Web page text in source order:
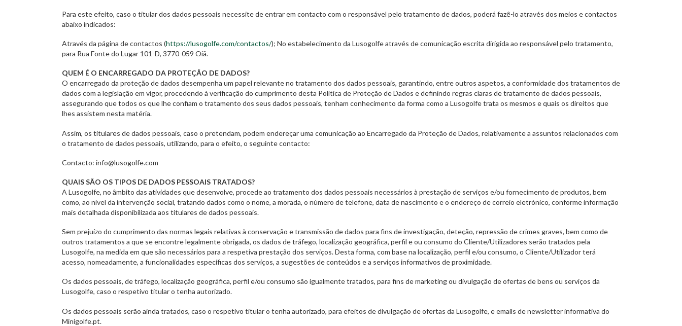
Para este efeito, caso o titular dos dados pessoais necessite de entrar em contacto com o responsável pelo tratamento de dados, poderá fazê-lo através dos meios e contactos
abaixo indicados:
Através da página de contactos (https://lusogolfe.com/contactos/); No estabelecimento da Lusogolfe através de comunicação escrita dirigida ao responsável pelo tratamento,
para Rua Fonte do Lugar 101-D, 3770-059 Oiã.
QUEM É O ENCARREGADO DA PROTEÇÃO DE DADOS?
O encarregado da proteção de dados desempenha um papel relevante no tratamento dos dados pessoais, garantindo, entre outros aspetos, a conformidade dos tratamentos de
dados com a legislação em vigor, procedendo à verificação do cumprimento desta Política de Proteção de Dados e definindo regras claras de tratamento de dados pessoais,
assegurando que todos os que lhe confiam o tratamento dos seus dados pessoais, tenham conhecimento da forma como a Lusogolfe trata os mesmos e quais os direitos que
lhes assistem nesta matéria.
Assim, os titulares de dados pessoais, caso o pretendam, podem endereçar uma comunicação ao Encarregado da Proteção de Dados, relativamente a assuntos relacionados com
o tratamento de dados pessoais, utilizando, para o efeito, o seguinte contacto:
Contacto: info@lusogolfe.com
QUAIS SÃO OS TIPOS DE DADOS PESSOAIS TRATADOS?
A Lusogolfe, no âmbito das atividades que desenvolve, procede ao tratamento dos dados pessoais necessários à prestação de serviços e/ou fornecimento de produtos, bem
como, ao nível da intervenção social, tratando dados como o nome, a morada, o número de telefone, data de nascimento e o endereço de correio eletrónico, conforme informação
mais detalhada disponibilizada aos titulares de dados pessoais.
Sem prejuízo do cumprimento das normas legais relativas à conservação e transmissão de dados para fins de investigação, deteção, repressão de crimes graves, bem como de
outros tratamentos a que se encontre legalmente obrigada, os dados de tráfego, localização geográfica, perfil e ou consumo do Cliente/Utilizadores serão tratados pela
Lusogolfe, na medida em que são necessários para a respetiva prestação dos serviços. Desta forma, com base na localização, perfil e/ou consumo, o Cliente/Utilizador terá
acesso, nomeadamente, a funcionalidades específicas dos serviços, a sugestões de conteúdos e a serviços informativos de proximidade.
Os dados pessoais, de tráfego, localização geográfica, perfil e/ou consumo são igualmente tratados, para fins de marketing ou divulgação de ofertas de bens ou serviços da
Lusogolfe, caso o respetivo titular o tenha autorizado.
Os dados pessoais serão ainda tratados, caso o respetivo titular o tenha autorizado, para efeitos de divulgação de ofertas da Lusogolfe, e emails de newsletter informativa do
Minigolfe.pt.